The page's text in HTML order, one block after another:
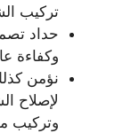
تركيب
حداد
وكفاءة
نؤمن
لإصلاح
وتركيب